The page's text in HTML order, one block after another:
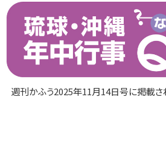
週刊かふう2025年11月14日号に掲載さ